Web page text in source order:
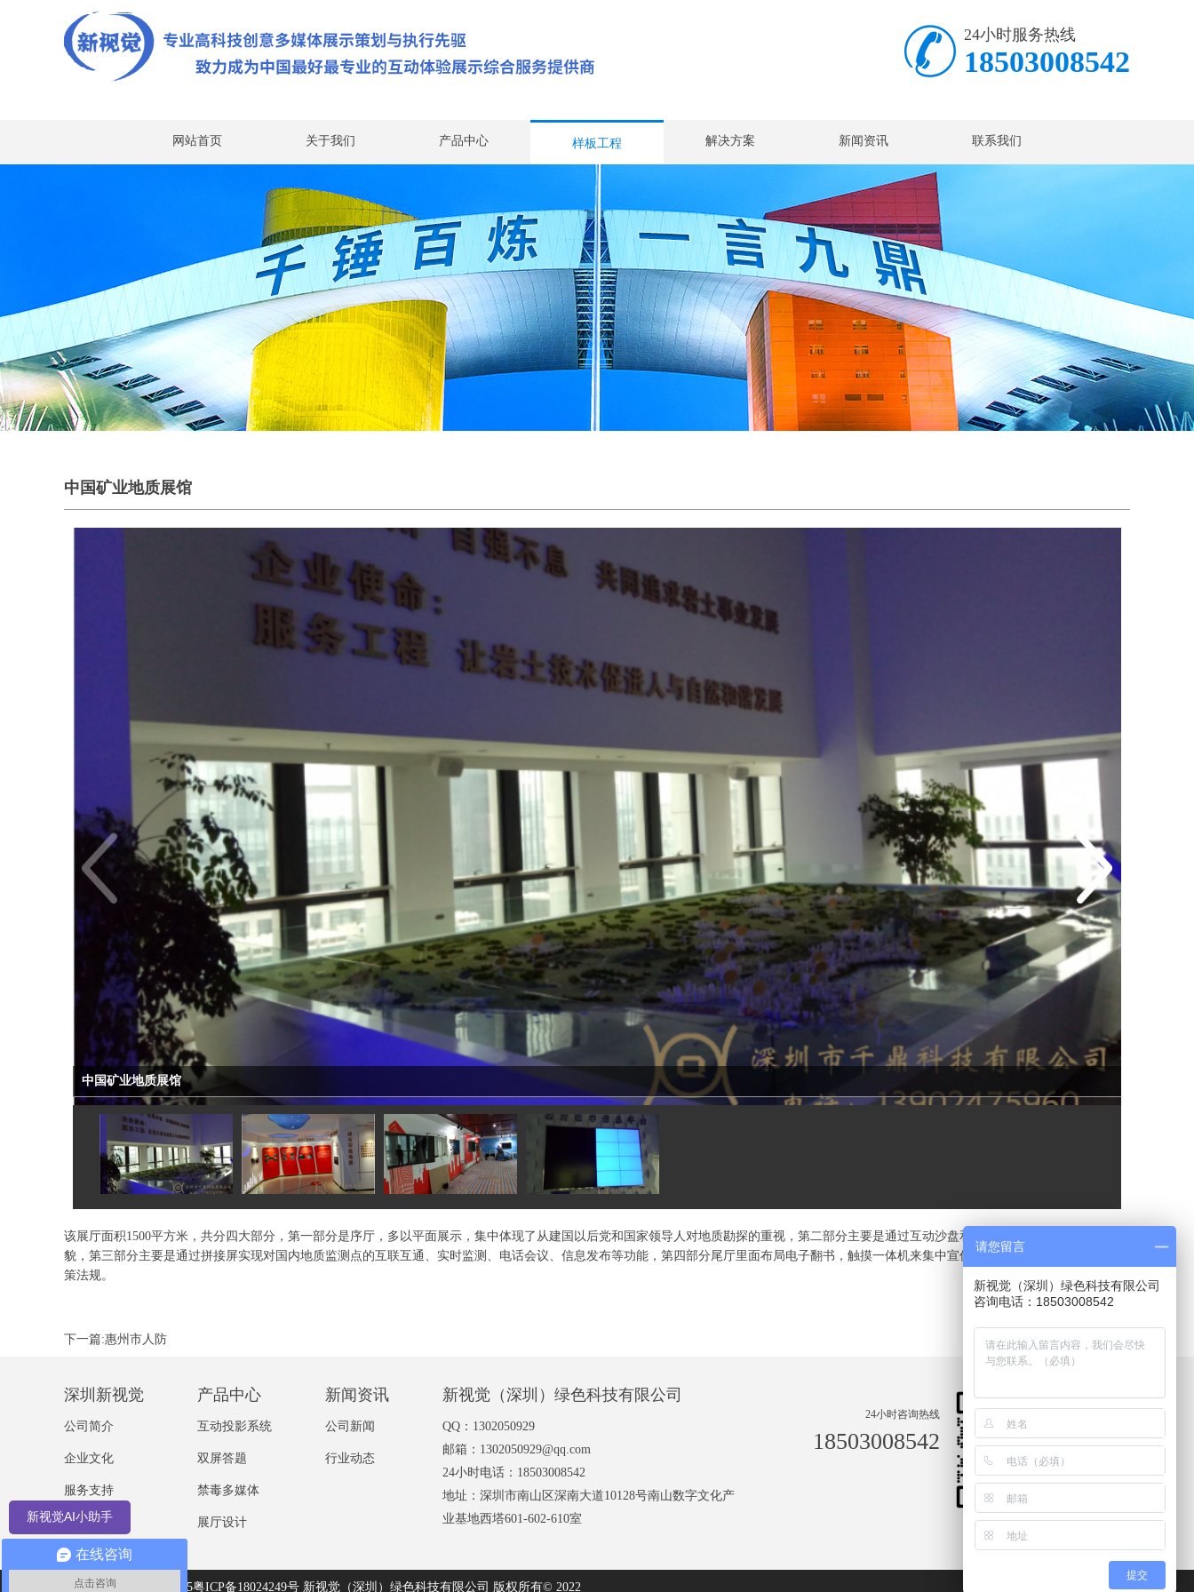
24小时服务热线
18503008542
网站首页 关于我们 产品中心 样板工程 解决方案 新闻资讯 联系我们
新视觉AI小助手
中国矿业地质展馆
中国矿业地质展馆
该展厅面积1500平方米，共分四大部分，第一部分是序厅，多以平面展示，集中体现了从建国以后党和国家领导人对地质勘探的重视，第二部分主要是通过互动沙盘和一体机展示中国的地质地
貌，第三部分主要是通过拼接屏实现对国内地质监测点的互联互通、实时监测、电话会议、信息发布等功能，第四部分尾厅里面布局电子翻书，触摸一体机来集中宣传当前形势下地质勘探新的政
策法规。
下一篇:惠州市人防 下一篇:大亚湾核电站展厅
深圳新视觉
公司简介
企业文化
服务支持
资质证书
产品中心
互动投影系统
双屏答题
禁毒多媒体
展厅设计
新闻资讯
公司新闻
行业动态
新视觉（深圳）绿色科技有限公司
QQ：1302050929
邮箱：1302050929@qq.com
24小时电话：18503008542
地址：深圳市南山区深南大道10128号南山数字文化产
业基地西塔601-602-610室
24小时咨询热线
18503008542
Copyright © 2022 - 2025粤ICP备18024249号 新视觉（深圳）绿色科技有限公司 版权所有© 2022
在线咨询
点击咨询
请您留言
新视觉（深圳）绿色科技有限公司
咨询电话：18503008542
提交